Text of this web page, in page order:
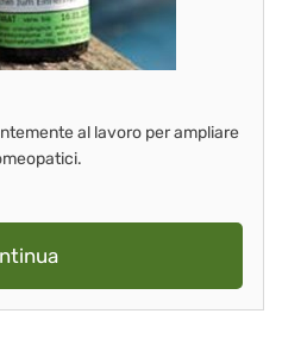
al lavoro per ampliare